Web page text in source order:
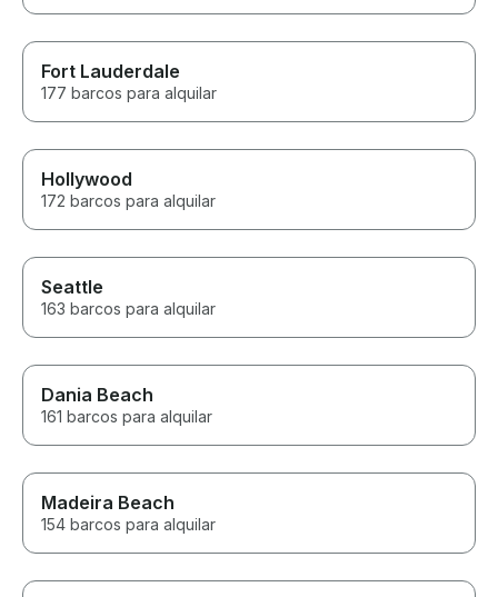
Fort Lauderdale
177 barcos para alquilar
Hollywood
172 barcos para alquilar
Seattle
163 barcos para alquilar
Dania Beach
161 barcos para alquilar
Madeira Beach
154 barcos para alquilar